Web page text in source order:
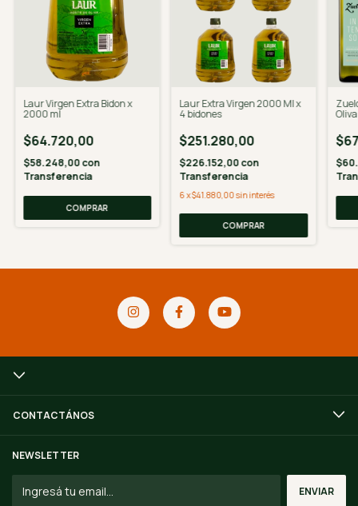
Laur Virgen Extra Bidon x
2000 ml
$64.720,00
$58.248,00con
Transferencia
Laur Extra Virgen 2000 Ml x
4 bidones
$251.280,00
$226.152,00con
Transferencia
6x$41.880,00sin interés
CONTACTÁNOS
NEWSLETTER